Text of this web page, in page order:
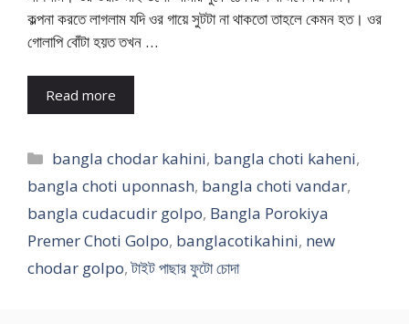
কল্পনা করতে লাগলাম যদি ওর গায়ে সুটটা না থাকতো তাহলে কেমন হত। ওর
গোলাপি বোঁটা হয়ত তখন …
Read more
Categories
bangla chodar kahini, bangla choti kaheni,
bangla choti uponnash, bangla choti vandar,
bangla cudacudir golpo, Bangla Porokiya
Premer Choti Golpo, banglacotikahini, new
chodar golpo,টাইট পাছার ফুটো চোদা